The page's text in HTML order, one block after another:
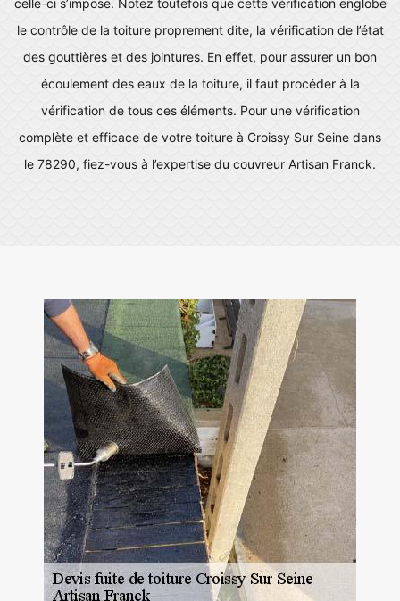
celle-ci s’impose. Notez toutefois que cette vérification englobe
le contrôle de la toiture proprement dite, la vérification de l’état
des gouttières et des jointures. En effet, pour assurer un bon
écoulement des eaux de la toiture, il faut procéder à la
vérification de tous ces éléments. Pour une vérification
complète et efficace de votre toiture à Croissy Sur Seine dans
le 78290, fiez-vous à l’expertise du couvreur Artisan Franck.